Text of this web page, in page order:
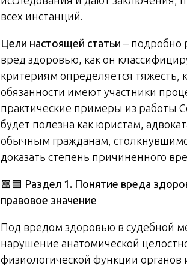
всех инстанций.
Цели настоящей статьи – подробно
вред здоровью, как он
критериям определяется тяжесть,
обязанности имеют участники
практические примеры из работы
будет полезна как юристам,
обычным гражданам,
доказать степень причиненного
🟩🟦 Раздел 1. Понятие вреда
правовое значение
Под вредом здоровью в судебной
нарушение анатомической
физиологической функции органов